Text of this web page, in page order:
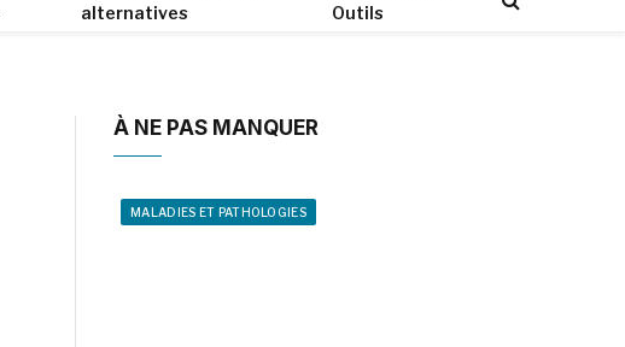
alternatives
Outils
À NE PAS MANQUER
MALADIES ET PATHOLOGIES